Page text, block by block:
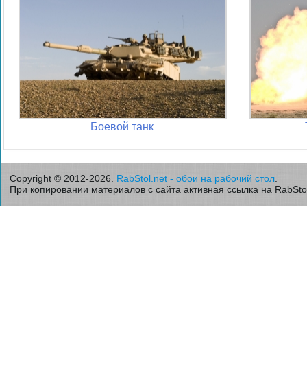
Боевой танк
Copyright © 2012-2026. RabStol.net - обои на рабочий стол
При копировании материалов с сайта активная ссылка на